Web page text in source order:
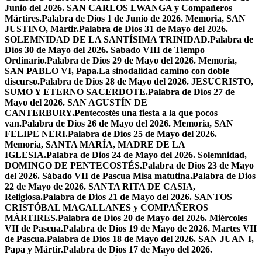
Junio del 2026. SAN CARLOS LWANGA y Compañeros
Mártires.Palabra de Dios 1 de Junio de 2026. Memoria, SAN
JUSTINO, Mártir.Palabra de Dios 31 de Mayo del 2026.
SOLEMNIDAD DE LA SANTÍSIMA TRINIDAD.Palabra de
Dios 30 de Mayo del 2026. Sabado VIII de Tiempo
Ordinario.Palabra de Dios 29 de Mayo del 2026. Memoria,
SAN PABLO VI, Papa.La sinodalidad camino con doble
discurso.Palabra de Dios 28 de Mayo del 2026. JESUCRISTO,
SUMO Y ETERNO SACERDOTE.Palabra de Dios 27 de
Mayo del 2026. SAN AGUSTÍN DE
CANTERBURY.Pentecostés una fiesta a la que pocos
van.Palabra de Dios 26 de Mayo del 2026. Memoria, SAN
FELIPE NERI.Palabra de Dios 25 de Mayo del 2026.
Memoria, SANTA MARÍA, MADRE DE LA
IGLESIA.Palabra de Dios 24 de Mayo del 2026. Solemnidad,
DOMINGO DE PENTECOSTÉS.Palabra de Dios 23 de Mayo
del 2026. Sábado VII de Pascua Misa matutina.Palabra de Dios
22 de Mayo de 2026. SANTA RITA DE CASIA,
Religiosa.Palabra de Dios 21 de Mayo del 2026. SANTOS
CRISTÓBAL MAGALLANES y COMPAÑEROS
MÁRTIRES.Palabra de Dios 20 de Mayo del 2026. Miércoles
VII de Pascua.Palabra de Dios 19 de Mayo de 2026. Martes VII
de Pascua.Palabra de Dios 18 de Mayo del 2026. SAN JUAN I,
Papa y Mártir.Palabra de Dios 17 de Mayo del 2026.